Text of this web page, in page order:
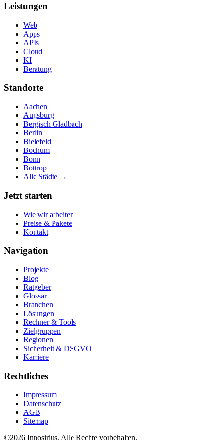
Leistungen
Web
Apps
APIs
Cloud
KI
Beratung
Standorte
Aachen
Augsburg
Bergisch Gladbach
Berlin
Bielefeld
Bochum
Bonn
Bottrop
Alle Städte →
Jetzt starten
Wie wir arbeiten
Preise & Pakete
Kontakt
Navigation
Projekte
Blog
Ratgeber
Glossar
Branchen
Lösungen
Rechner & Tools
Zielgruppen
Regionen
Sicherheit & DSGVO
Karriere
Rechtliches
Impressum
Datenschutz
AGB
Sitemap
©2026 Innosirius. Alle Rechte vorbehalten.